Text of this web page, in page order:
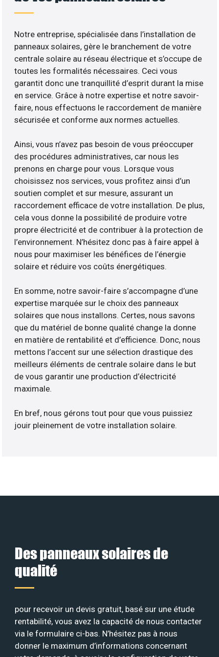
Notre entreprise, spécialisée dans l’installation de
panneaux solaires, gère le branchement de votre
centrale solaire au réseau électrique et s’occupe de
toutes les formalités nécessaires. Ceci vous
garantit donc une tranquillité d’esprit durant la mise
en service. Grâce à notre expertise et notre savoir-
faire, nous effectuons le raccordement de manière
sécurisée et conforme aux normes actuelles.
Ainsi, vous n’avez pas besoin de vous préoccuper
des procédures administratives, car nous les
prenons en charge pour vous. Lorsque vous
choisissez nos services, vous profitez ainsi d’un
soutien complet et sur mesure, assurant un
raccordement efficace de votre installation. De plus,
cela vous donne la possibilité de produire votre
propre électricité et de contribuer à la protection de
l’environnement. N’hésitez donc pas à faire appel à
nous pour maximiser les bénéfices de l’énergie
solaire et réduire vos coûts énergétiques.
En somme, notre savoir-faire s’accompagne d’une
expertise marquée sur le choix des panneaux
solaires que nous installons. Certes, nous savons
que du matériel de bonne qualité change la donne
en matière de rentabilité et d’efficience. Donc, nous
mettons l’accent sur une sélection drastique des
meilleurs éléments de centrale solaire dans le but
de vous garantir une production d’électricité
maximale.
En bref, nous gérons tout pour que vous puissiez
jouir pleinement de votre installation solaire.
Des panneaux solaires de
qualité
pour recevoir un devis gratuit, basé sur une étude
rentabilité, vous avez la capacité de nous contacter
via le formulaire ci-bas. N’hésitez pas à nous
donner le maximum d’informations concernant